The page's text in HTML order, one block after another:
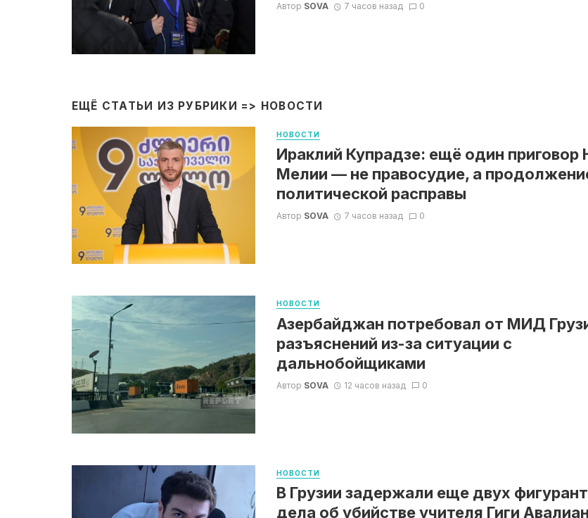
Автор SOVA 7 часов назад 0
ЕЩЁ СТАТЬИ ИЗ РУБРИКИ => НОВОСТИ
НОВОСТИ
Ираклий Купрадзе: ещё один приговор
Мелии — не правосудие, а
политической расправы
Автор SOVA 7 часов назад 0
НОВОСТИ
Азербайджан потребовал от МИД
разъяснений из-за ситуации с
дальнобойщиками
Автор SOVA 12 часов назад 0
НОВОСТИ
В Грузии задержали еще двух
дела об убийстве учителя Гиги